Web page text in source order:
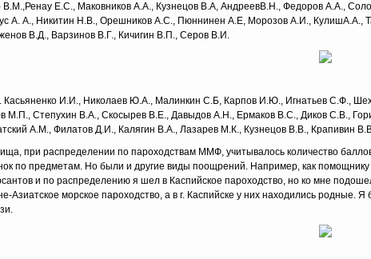
В.М.,Ренау Е.С., Маковников А.А., Кузнецов В.А, АндреевВ.Н., Федоров А.А.,
А. А., Никитин Н.В., Орешников А.С., Пюннинен А.Е, Морозов А.И., КулишА.А.,
В.Д., Варзинов В.Г., Кичигин В.П., Серов В.И.
Касьяненко И.И., Николаев Ю.А., Малинкин С.Б, Карпов И.Ю., Игнатьев С.Ф.,
М.П., Степухин В.А., Скосырев В.Е., Давыдов А.Н., Ермаков В.С., Диков С.В.,
А.М., Филатов Д.И., Калягин В.А., Лазарев М.К., Кузнецов В.В., Крапивин
при распределении по пароходствам ММФ, учитывалось количество
по предметам. Но были и другие виды поощрений. Например, как
и по распределению я шел в Каспийское пароходство, но ко мне
Азиатское морское пароходство, а в г. Каспийске у них находились родные.